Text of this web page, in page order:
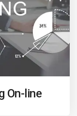
On-line